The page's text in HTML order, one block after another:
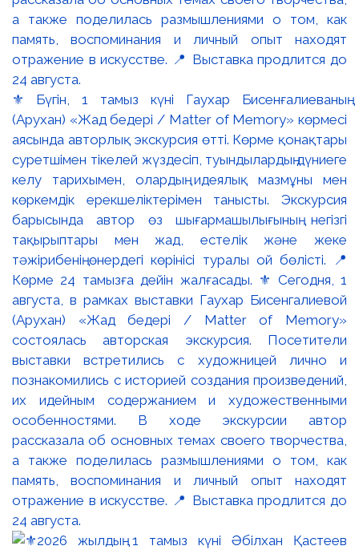
⚜️ Бүгін, 1 тамыз күні Гаухар Бисенғалиеваның
(Арухан) «Жад бедері / Matter of Memory» көрмесі
аясында авторлық экскурсия өтті. Көрме қонақтары
суретшімен тікелей жүздесіп, туындылардың дүниеге
келу тарихымен, олардың идеялық мазмұны мен
көркемдік ерекшеліктерімен танысты. Экскурсия
барысында автор өз шығармашылығының негізгі
тақырыптары мен жад, естелік және жеке
тәжірибенің өнердегі көрінісі туралы ой бөлісті. 📍
Көрме 24 тамызға дейін жалғасады. ⚜️ Сегодня, 1
августа, в рамках выставки Гаухар Бисенгалиевой
(Арухан) «Жад бедері / Matter of Memory»
состоялась авторская экскурсия. Посетители
выставки встретились с художницей лично и
познакомились с историей создания произведений,
их идейным содержанием и художественными
особенностями. В ходе экскурсии автор
рассказала об основных темах своего творчества,
а также поделилась размышлениями о том, как
память, воспоминания и личный опыт находят
отражение в искусстве. 📍 Выставка продлится до
24 августа.